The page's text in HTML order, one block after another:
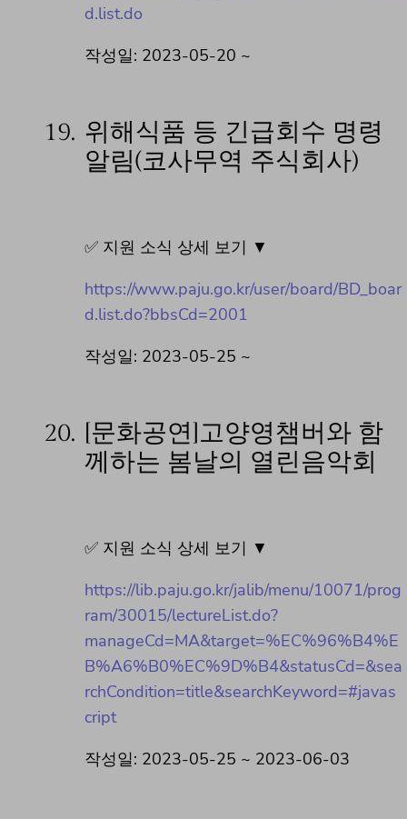
d.list.do
작성일: 2023-05-20 ~
19. 위해식품 등 긴급회수 명령
알림(코사무역 주식회사)
✅ 지원 소식 상세 보기 ▼
https://www.paju.go.kr/user/board/BD_boar
d.list.do?bbsCd=2001
작성일: 2023-05-25 ~
20.
[문화공연]고양영챔버와 함
께하는 봄날의 열린음악회
✅ 지원 소식 상세 보기 ▼
https://lib.paju.go.kr/jalib/menu/10071/prog
ram/30015/lectureList.do?
manageCd=MA&target=%EC%96%B4%E
B%A6%B0%EC%9D%B4&statusCd=&sea
rchCondition=title&searchKeyword=#javas
cript
작성일: 2023-05-25 ~ 2023-06-03